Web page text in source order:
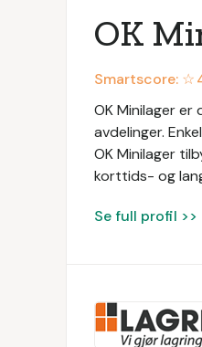
OK
Smartscore: ☆
OK Minilager er
avdelinger.
OK Minilager
korttids- og
Se full profil >>